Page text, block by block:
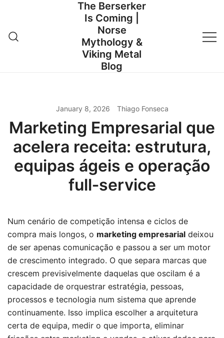
content
The Berserker
Is Coming |
Norse
Mythology &
Viking Metal
Blog
January 8, 2026 Thiago Fonseca
Marketing Empresarial que
acelera receita: estrutura,
equipas ágeis e operação
full‑service
Num cenário de competição intensa e ciclos de
compra mais longos, o marketing empresarial deixou
de ser apenas comunicação e passou a ser um motor
de crescimento integrado. O que separa marcas que
crescem previsivelmente daquelas que oscilam é a
capacidade de orquestrar estratégia, pessoas,
processos e tecnologia num sistema que aprende
continuamente. Isso implica escolher a arquitetura
certa de equipa, medir o que importa, eliminar